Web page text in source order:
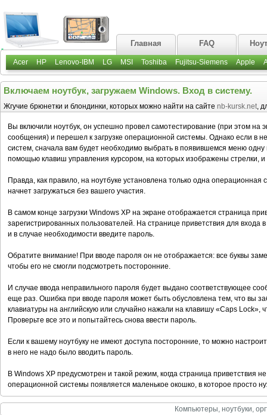
Главная FAQ
Acer HP Lenovo-IBM LG MSI Toshiba Fujitsu-Siemens Apple
Включаем ноутбук, загружаем Windows. Вход в систему.
Жгучие брюнетки и блондинки, которых можно найти на сайте nb-kursk.net,
Вы включили ноутбук, он успешно провел самотестирование (при этом на
сообщения) и перешел к загрузке операционной системы. Однако если в
систем, сначала вам будет необходимо выбрать в появившемся меню одну
помощью клавиш управления курсором, на которых изображены стрелки,
Правда, как правило, на ноутбуке установлена только одна
начнет загружаться без вашего участия.
В самом конце загрузки Windows ХР на экране отображается страница
зарегистрированных пользователей. На странице приветствия для
и в случае необходимости введите пароль.
Обратите внимание! При вводе пароля он не отображается: все буквы
чтобы его не смогли подсмотреть посторонние.
И случае ввода неправильного пароля будет выдано соответствующее
еще раз. Ошибка при вводе пароля может быть обусловлена тем, что вы
клавиатуры на английскую или случайно нажали на клавишу «Сарs Lock»,
Проверьте все это и попытайтесь снова ввести пароль.
Если к вашему ноутбуку не имеют доступа посторонние, то можно
в него не надо было вводить пароль.
В Windows XP предусмотрен и такой режим, когда страница приветствия
операционной системы появляется маленькое окошко, в которое просто
Компьютеры, ноутбуки,